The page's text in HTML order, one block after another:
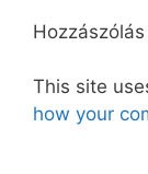
This site
how your